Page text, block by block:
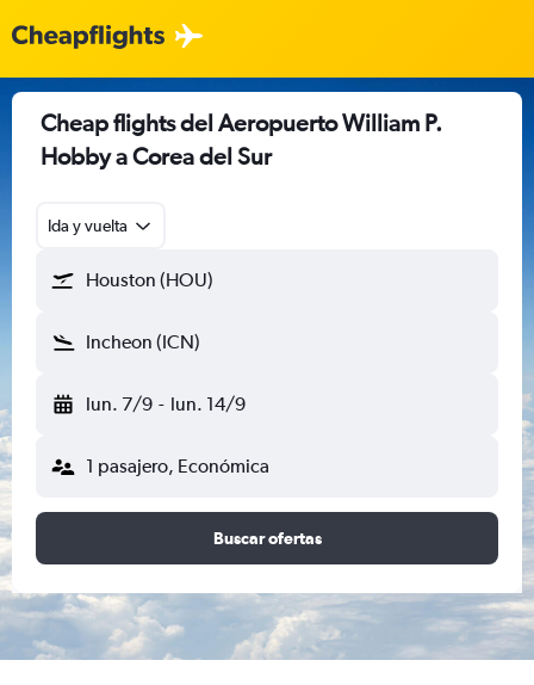
Cheap flights del Aeropuerto William P.
Hobby a Corea del Sur
Ida y vuelta
Houston (HOU)
Incheon (ICN)
lun. 7/9 - lun. 14/9
1 pasajero, Económica
Buscar ofertas